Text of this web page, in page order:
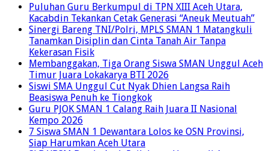
Puluhan Guru Berkumpul di TPN XIII Aceh Utara,
Kacabdin Tekankan Cetak Generasi “Aneuk Meutuah”
Sinergi Bareng TNI/Polri, MPLS SMAN 1 Matangkuli
Tanamkan Disiplin dan Cinta Tanah Air Tanpa
Kekerasan Fisik
Membanggakan, Tiga Orang Siswa SMAN Unggul Aceh
Timur Juara Lokakarya BTI 2026
Siswi SMA Unggul Cut Nyak Dhien Langsa Raih
Beasiswa Penuh ke Tiongkok
Guru PJOK SMAN 1 Calang Raih Juara II Nasional
Kempo 2026
7 Siswa SMAN 1 Dewantara Lolos ke OSN Provinsi,
Siap Harumkan Aceh Utara